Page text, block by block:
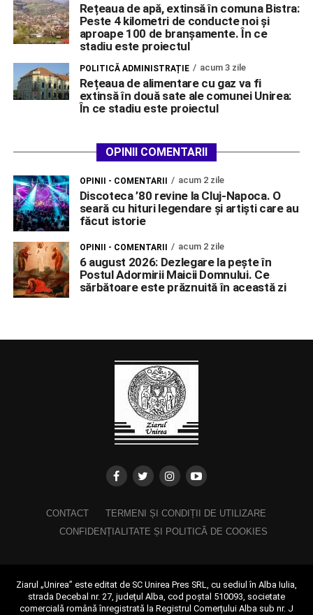
Rețeaua de apă, extinsă în comuna Bistra:
Peste 4 kilometri de conducte noi și
aproape 100 de branșamente. În ce
stadiu este proiectul
POLITICĂ ADMINISTRAȚIE acum 3 zile
Rețeaua de alimentare cu gaz va fi
extinsă în două sate ale comunei Unirea:
În ce stadiu este proiectul
OPINII COMENTARII
OPINII - COMENTARII acum 2 zile
Discoteca ’80 revine la Cluj-Napoca. O
seară cu hituri legendare și artiști care au
făcut istorie
OPINII - COMENTARII acum 2 zile
6 august 2026: Dezlegare la pește în
Postul Adormirii Maicii Domnului. Ce
sărbătoare este prăznuită în această zi
CONTACT
TERMENI ȘI CONDIȚII DE UTILIZARE
CONFIDENȚIALITATE ȘI POLITICĂ DE COOKIES
Ziarul „Unirea” este editat de SC Unirea Pres SRL, cu sediul în Alba Iulia,
strada Decebal nr. 27, județul Alba, cod poștal 510093, societate
comercială română înregistrată la Registrul Comerțului Alba sub nr. J